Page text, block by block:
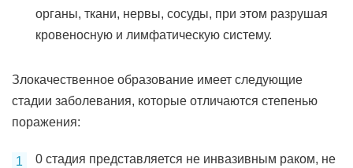
органы, ткани, нервы, сосуды, при этом разрушая
кровеносную и лимфатическую систему.
Злокачественное образование имеет следующие
стадии заболевания, которые отличаются степенью
поражения:
0 стадия представляется не инвазивным раком, не